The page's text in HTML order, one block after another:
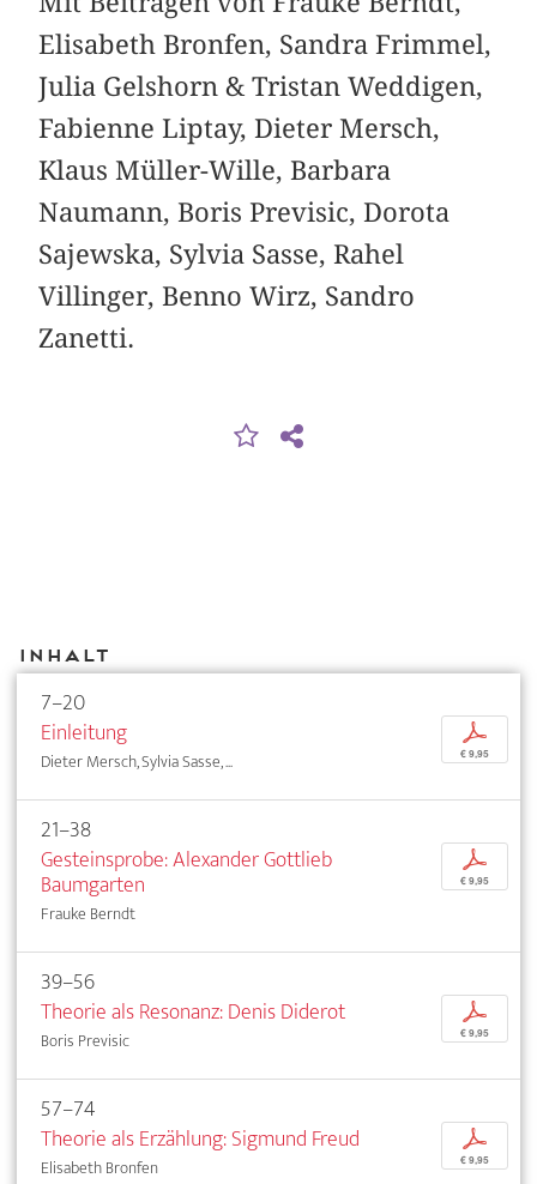
Elisabeth Bronfen, Sandra Frimmel,
Julia Gelshorn & Tristan Weddigen,
Fabienne Liptay, Dieter Mersch,
Klaus Müller-Wille, ­Barbara
Naumann, Boris Previsic, Dorota
Sajewska, ­Sylvia Sasse, Rahel
Villinger, Benno Wirz, Sandro
Zanetti.
Inhalt
7–20
Einleitung
Dieter Mersch, Sylvia Sasse, ...
p
€ 9,95
21–38
Gesteinsprobe: Alexander Gottlieb
Baumgarten
Frauke Berndt
p
€ 9,95
39–56
Theorie als Resonanz: Denis Diderot
Boris Previsic
p
€ 9,95
57–74
Theorie als Erzählung: Sigmund Freud
Elisabeth Bronfen
p
€ 9,95